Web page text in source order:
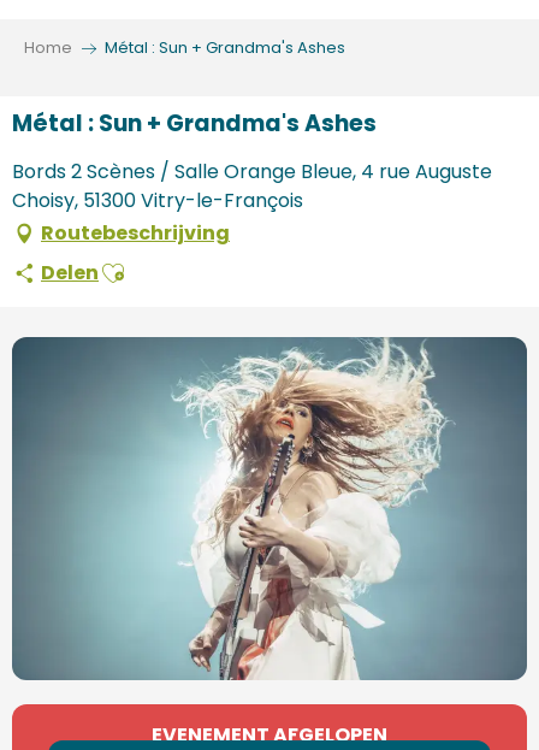
Home Métal : Sun + Grandma's Ashes
Métal : Sun + Grandma's Ashes
Bords 2 Scènes / Salle Orange Bleue, 4 rue Auguste
Choisy, 51300 Vitry-le-François
Routebeschrijving
DelenAjouter aux favoris
Openingstijden en contactgegevens
EVENEMENT AFGELOPEN